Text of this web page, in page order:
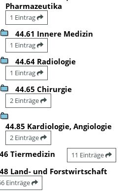
Pharmazeutika
1 Eintrag
44.61 Innere Medizin
1 Eintrag
44.64 Radiologie
1 Eintrag
44.65 Chirurgie
2 Einträge
44.85 Kardiologie, Angiologie
2 Einträge
46 Tiermedizin 11 Einträge
48 Land- und Forstwirtschaft
Einträge